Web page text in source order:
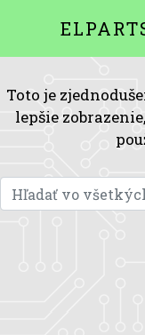
Toto je
lepšie